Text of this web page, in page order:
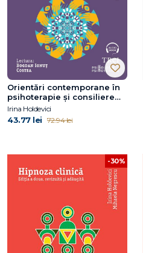
Orientări contemporane în
psihoterapie și consiliere
psihologică
Irina Holdevici
43.77 lei 72.94 lei
-30%